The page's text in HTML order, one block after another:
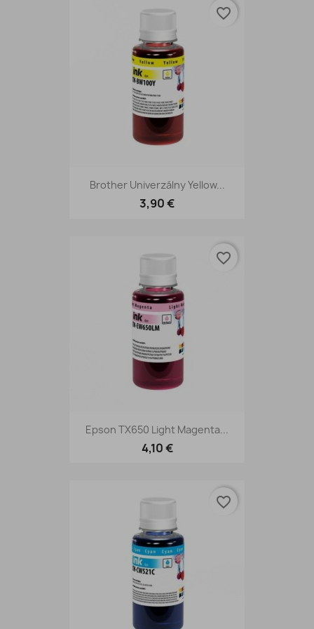
Brother Univerzálny Yellow...
3,90 €
favorite_border
Epson TX650 Light Magenta...
4,10 €
favorite_border
favorite_border